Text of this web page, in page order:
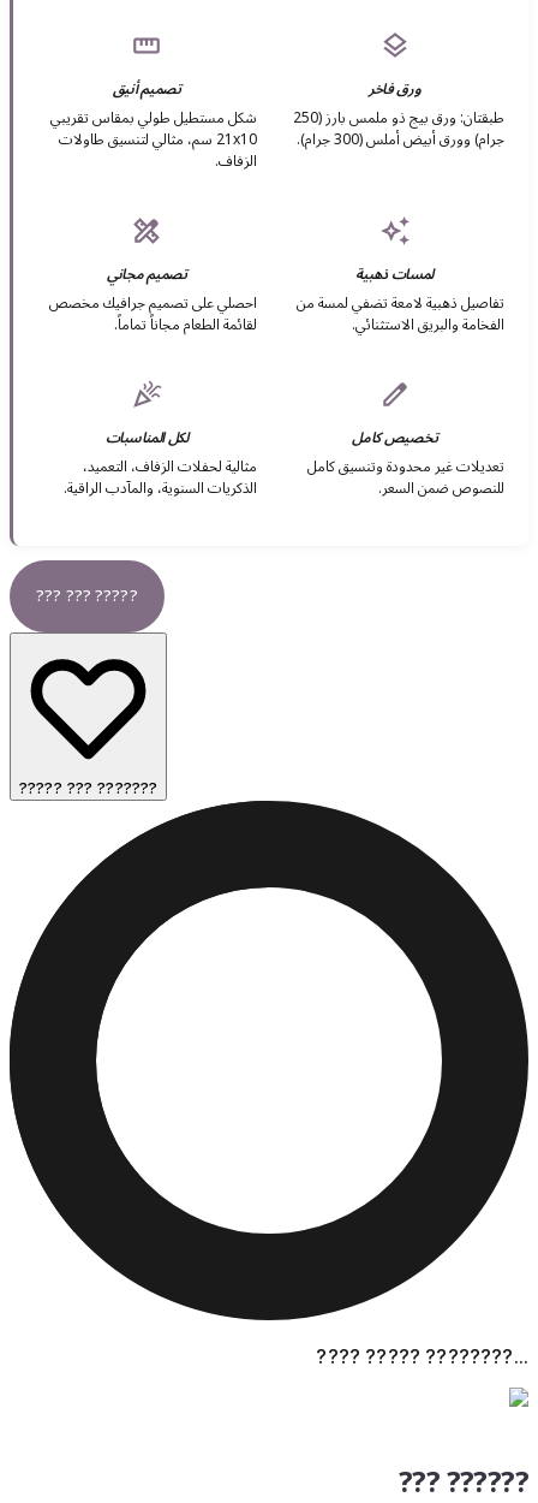
layers
ورق فاخر
طبقتان: ورق بيج ذو ملمس بارز (250
جرام) وورق أبيض أملس (300 جرام).
straighten
تصميم أنيق
شكل مستطيل طولي بمقاس تقريبي
21x10 سم، مثالي لتنسيق طاولات
الزفاف.
auto_awesome
لمسات ذهبية
تفاصيل ذهبية لامعة تضفي لمسة من
الفخامة والبريق الاستثنائي.
design_services
تصميم مجاني
احصلي على تصميم جرافيك مخصص
لقائمة الطعام مجاناً تماماً.
edit
تخصيص كامل
تعديلات غير محدودة وتنسيق كامل
للنصوص ضمن السعر.
celebration
لكل المناسبات
مثالية لحفلات الزفاف، التعميد،
الذكريات السنوية، والمآدب الراقية.
??? ??? ?????
????? ??? ???????
???? ????? ????????...
??? ??????